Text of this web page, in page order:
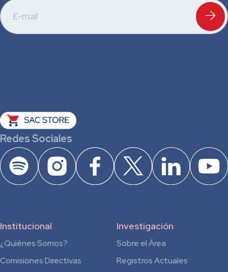
Redes Sociales
Institucional
¿Quiénes Somos?
Comisiones Directivas
Investigación
Sobre el Área
Registros Actuales